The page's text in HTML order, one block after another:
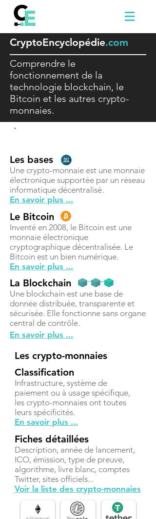
CryptoEncyclopédie.com
Comprendre le
fonctionnement de la
technologie blockchain, le
Bitcoin et les autres crypto-
monnaies.
Les bases
Une crypto-monnaie est une monnaie
électronique supportée par un réseau
informatique décentralisé.
En savoir plus ...
Le Bitcoin
Inventé en 2008, le Bitcoin est une
monnaie électronique
cryptographique décentralisée. Le
Bitcoin est un bien numérique.
En savoir plus ...
La Blockchain
Une blockchain est une base de
donnée distribuée, transparente et
sécurisée. Elle fonctionne sans organe
central de contrôle.
En savoir plus ...
Les crypto-monnaies
Classification
Infrastructure, système de
paiement ou à usage spécifique,
les crypto-monnaies ont toutes
leurs spécificités.
En savoir plus ...
Fiches détaillées
Description, année de lancement,
ICO, émission, type de preuve,
algorithme, livre blanc, comptes
Twitter, sites officiels...
Voir la liste des crypto-monnaies